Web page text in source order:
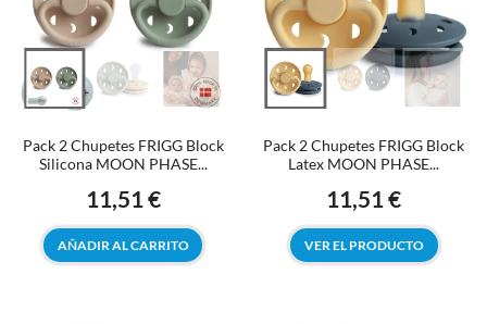
Pack 2 Chupetes FRIGG Block
Silicona MOON PHASE...
Precio
11,51 €
AÑADIR AL CARRITO
Pack 2 Chupetes FRIGG Block
Latex MOON PHASE...
Precio
11,51 €
VER EL PRODUCTO